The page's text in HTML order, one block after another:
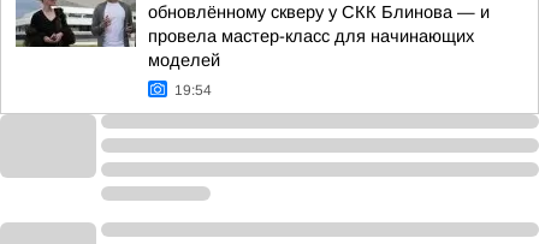
обновлённому скверу у СКК Блинова — и
провела мастер-класс для начинающих
моделей
19:54